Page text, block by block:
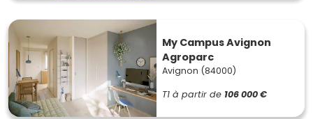
My Campus Avignon
Agroparc
Avignon (84000)
T1 à partir de 106 000 €